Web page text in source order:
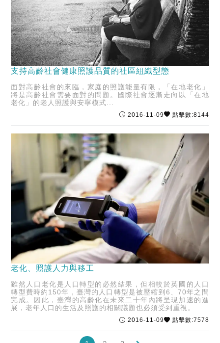
支持高齡社會健康照護品質的社區組織型態
面對高齡社會的來臨，家庭的照護能量有限，「在地老化」
將是高齡社會需要面對的問題。國際社會逐漸走向以「在地
老化」的老人照護與安寧模式...
2016-11-09 點擊數:8144
老化、照護人力與移工
雖然人口老化是人口轉型的必然結果，但相較於英國的人口
轉型費時約150年，臺灣的人口轉型是被壓縮到6、70年之間
完成。因此，臺灣的高齡化在未來二十年內將呈現加速的進
展，老年人口的生活及照護的相關議題也必須受到重視。
2016-11-09 點擊數:7578